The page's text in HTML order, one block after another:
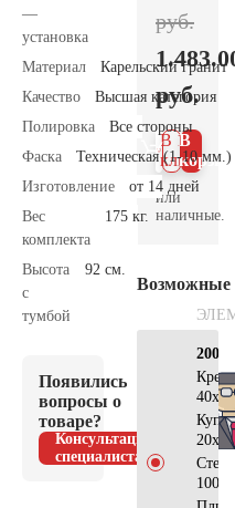
—
установка
Материал
Карельский гранит
Качество
Высшая категория
Полировка
Все стороны
Фаска
Техническая (1-10 мм.)
Изготовление
от 14 дней
Вес
комплекта
175 кг.
Высота
с
тумбой
92 см.
Появились
вопросы о
товаре?
Консультация
специалиста
руб.
руб.
В
В 1
клик
или
наличные.
Возможные